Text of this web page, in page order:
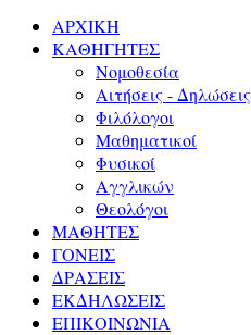
ΑΡΧΙΚΗ
ΚΑΘΗΓΗΤΕΣ
Νομοθεσία
Αιτήσεις - Δηλώσεις
Φιλόλογοι
Μαθηματικοί
Φυσικοί
Αγγλικών
Θεολόγοι
ΜΑΘΗΤΕΣ
ΓΟΝΕΙΣ
ΔΡΑΣΕΙΣ
ΕΚΔΗΛΩΣΕΙΣ
ΕΠΙΚΟΙΝΩΝΙΑ